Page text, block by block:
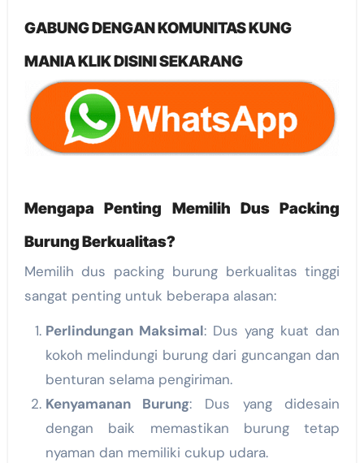
GABUNG DENGAN KOMUNITAS KUNG
MANIA KLIK DISINI SEKARANG
Mengapa Penting Memilih Dus Packing
Burung Berkualitas?
Memilih dus packing burung berkualitas tinggi
sangat penting untuk beberapa alasan:
Perlindungan Maksimal: Dus yang kuat dan
kokoh melindungi burung dari guncangan dan
benturan selama pengiriman.
Kenyamanan Burung: Dus yang didesain
dengan baik memastikan burung tetap
nyaman dan memiliki cukup udara.